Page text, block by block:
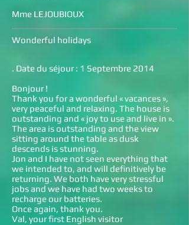
Mme LEJOUBIOUX
Wonderful holidays
. Date du séjour : 1 Septembre 2014
Bonjour !
Thank you for a wonderful « vacances »,
very peaceful and relaxing. The house is
outstanding and « joy to use and live in ».
The area is outstanding and the view
sitting around the table as dusk
descends is stunning.
Jon and I have not seen everything that
we intended to, and will definitively be
returning. We both have very stressful
jobs and we have had two weeks to
recharge our batteries.
Once again, thank you.
Val, your first English visitor